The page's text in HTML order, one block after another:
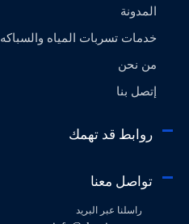
المدونة
خدمات تسربات المياه والسباكه
من نحن
إتصل بنا
روابط قد تهمك
تواصل معنا
راسلنا عبر البريد